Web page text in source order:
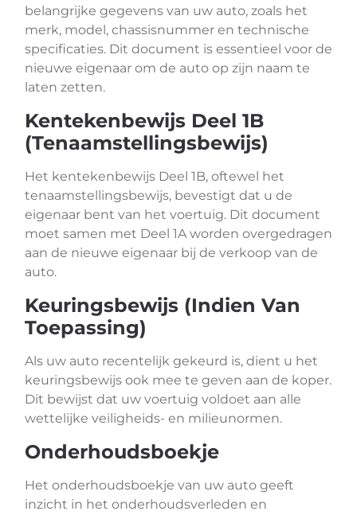
belangrijke gegevens van uw auto, zoals het
merk, model, chassisnummer en technische
specificaties. Dit document is essentieel voor de
nieuwe eigenaar om de auto op zijn naam te
laten zetten.
Kentekenbewijs Deel 1B
(Tenaamstellingsbewijs)
Het kentekenbewijs Deel 1B, oftewel het
tenaamstellingsbewijs, bevestigt dat u de
eigenaar bent van het voertuig. Dit document
moet samen met Deel 1A worden overgedragen
aan de nieuwe eigenaar bij de verkoop van de
auto.
Keuringsbewijs (Indien Van
Toepassing)
Als uw auto recentelijk gekeurd is, dient u het
keuringsbewijs ook mee te geven aan de koper.
Dit bewijst dat uw voertuig voldoet aan alle
wettelijke veiligheids- en milieunormen.
Onderhoudsboekje
Het onderhoudsboekje van uw auto geeft
inzicht in het onderhoudsverleden en